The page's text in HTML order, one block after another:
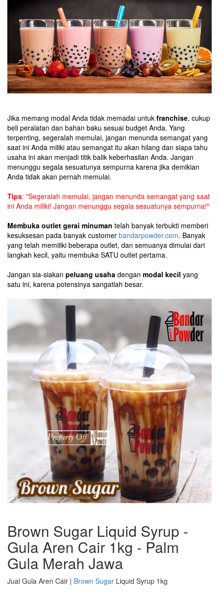
Jika memang modal Anda tidak memadai untuk franchise, cukup
beli peralatan dan bahan baku sesuai budget Anda. Yang
terpenting, segeralah memulai, jangan menunda semangat yang
saat ini Anda miliki atau semangat itu akan hilang dan siapa tahu
usaha ini akan menjadi titik balik keberhasilan Anda. Jangan
menunggu segala sesuatunya sempurna karena jika demikian
Anda tidak akan pernah memulai.
Tips: "Segeralah memulai, jangan menunda semangat yang saat
ini Anda miliki! Jangan menunggu segala sesuatunya sempurna!"
Membuka outlet gerai minuman telah banyak terbukti memberi
kesuksesan pada banyak customer bandarpowder.com. Banyak
yang telah memiliki beberapa outlet, dan semuanya dimulai dari
langkah kecil, yaitu membuka SATU outlet pertama.
Jangan sia-siakan peluang usaha dengan modal kecil yang
satu ini, karena potensinya sangatlah besar.
Brown Sugar Liquid Syrup -
Gula Aren Cair 1kg - Palm
Gula Merah Jawa
Jual Gula Aren Cair | Brown Sugar Liquid Syrup 1kg